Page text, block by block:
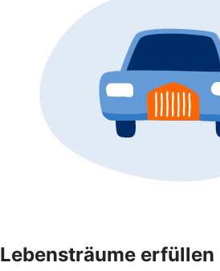
Lebensträume erfüllen